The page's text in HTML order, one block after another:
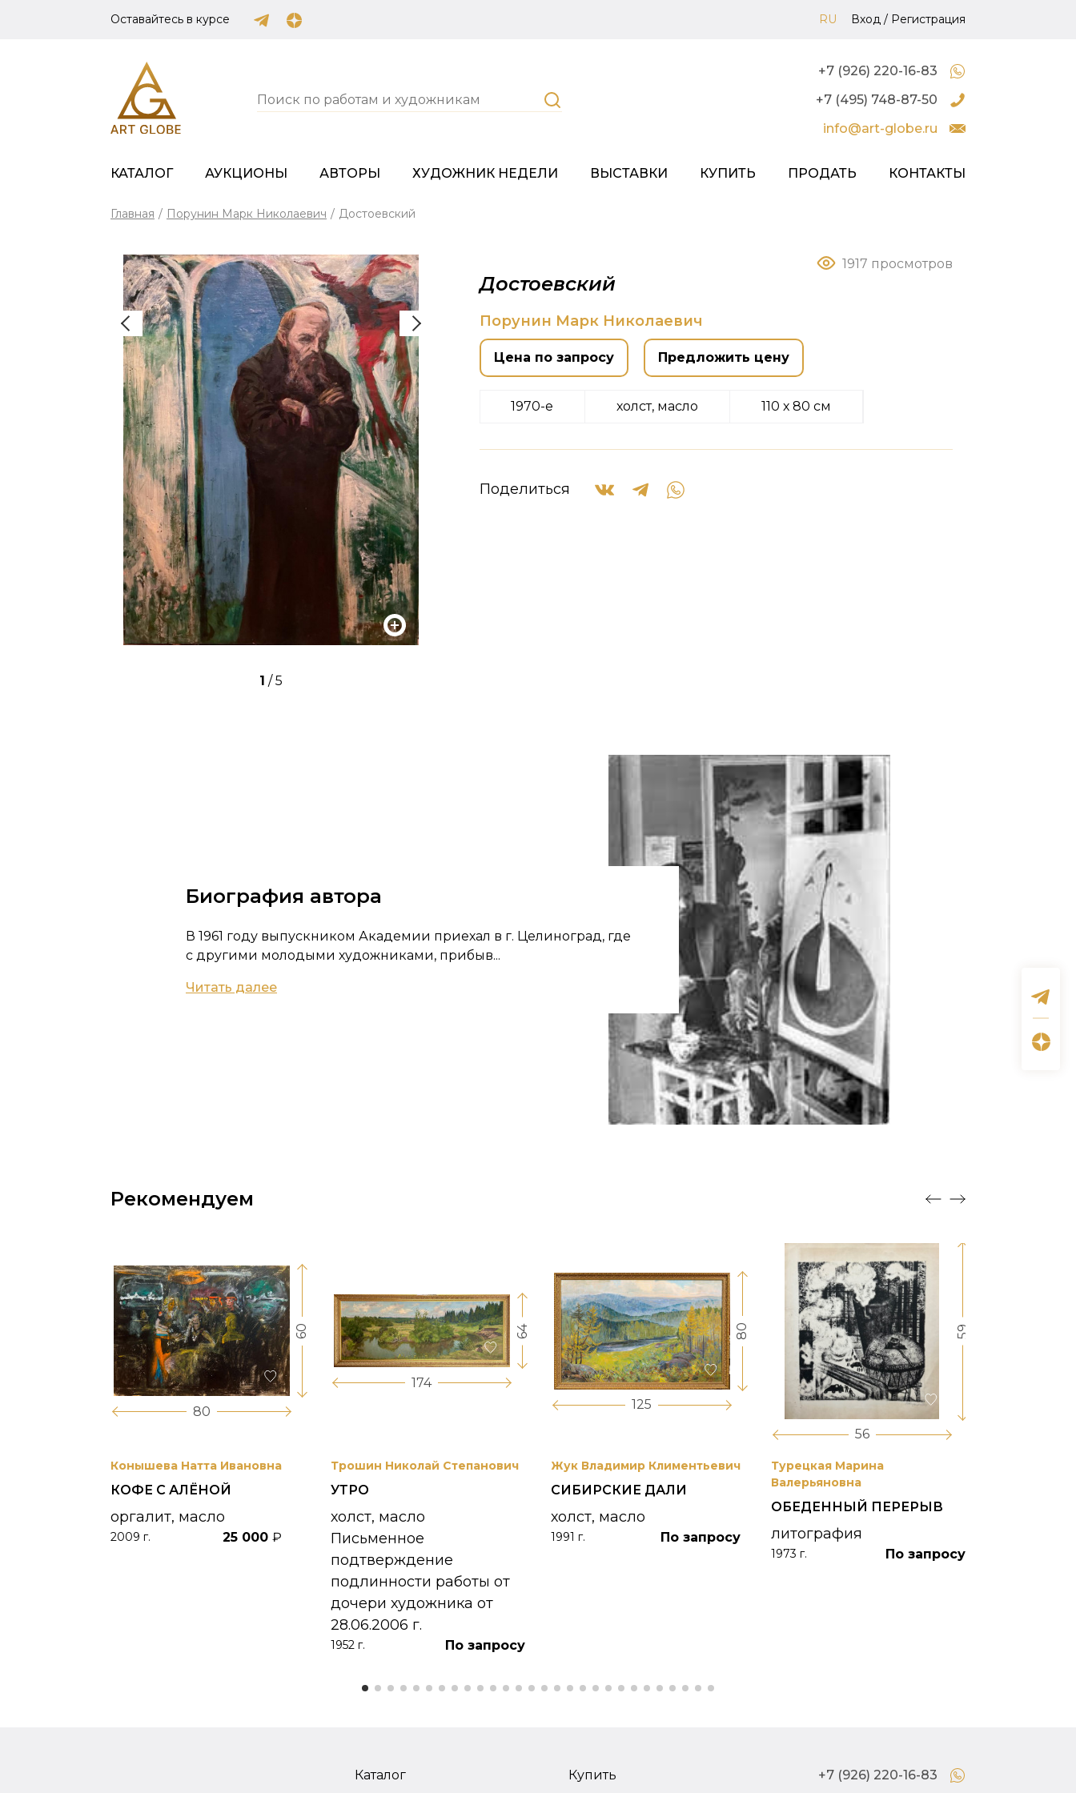
Оставайтесь в курсе RU Вход / Регистрация
+7 (926) 220-16-83
+7 (495) 748-87-50
info@art-globe.ru
КАТАЛОГ АУКЦИОНЫ АВТОРЫ ХУДОЖНИК НЕДЕЛИ ВЫСТАВКИ КУПИТЬ ПРОДАТЬ КОНТАКТЫ
Главная / Порунин Марк Николаевич / Достоевский
1 /5
1917 просмотров
Достоевский
Порунин Марк Николаевич
Цена по запросу Предложить цену
1970-е холст, масло 110 х 80 см
Поделиться
Биография автора
В 1961 году выпускником Академии приехал в г. Целиноград, где
с другими молодыми художниками, прибыв...
Читать далее
Рекомендуем
80
60
Конышева Натта Ивановна
КОФЕ С АЛЁНОЙ
оргалит, масло
2009 г. 25 000 ₽
174
64
Трошин Николай Степанович
УТРО
холст, масло
Письменное
подтверждение
подлинности работы от
дочери художника от
28.06.2006 г.
1952 г. По запросу
125
80
Жук Владимир Климентьевич
СИБИРСКИЕ ДАЛИ
холст, масло
1991 г. По запросу
56
59
Турецкая Марина
Валерьяновна
ОБЕДЕННЫЙ ПЕРЕРЫВ
литография
1973 г. По запросу
Каталог Купить +7 (926) 220-16-83